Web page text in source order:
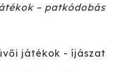
– patkódobás